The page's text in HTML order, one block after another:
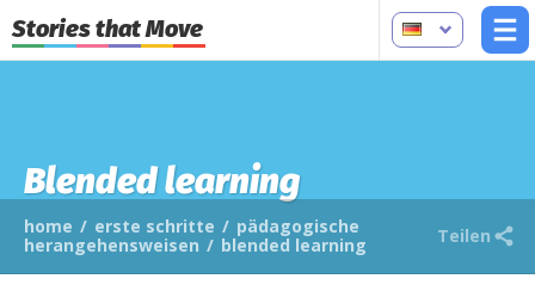
Stories that Move
Blended learning
home / erste schritte / pädagogische
herangehensweisen / blended learning Teilen